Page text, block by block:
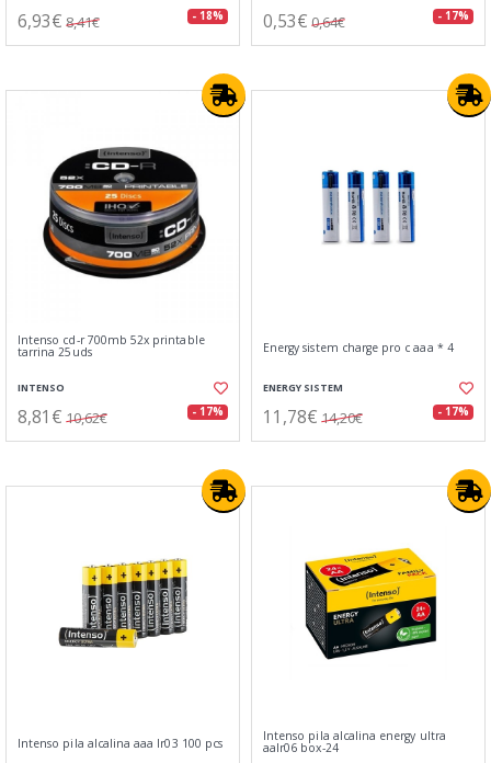
6,93€ 8,41€ - 18% 0,53€ 0,64€ - 17%
Intenso cd-r 700mb 52x printable
tarrina 25uds
INTENSO
8,81€ 10,62€ - 17%
Energy sistem charge pro c aaa * 4
ENERGY SISTEM
11,78€ 14,20€ - 17%
Intenso pila alcalina aaa lr03 100 pcs Intenso pila alcalina energy ultra
aalr06 box-24